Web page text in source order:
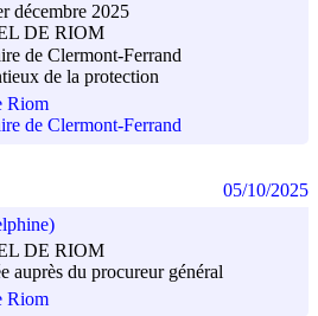
décembre 2025
DE RIOM
de Clermont-Ferrand
de la protection
Riom
de Clermont-Ferrand
DE RIOM
auprès du procureur général
Riom
05/10/2025